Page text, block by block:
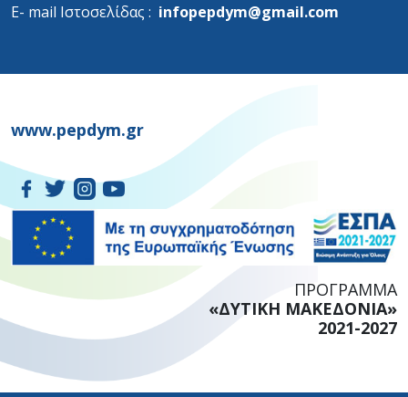
Ε- mail Ιστοσελίδας : infopepdym@gmail.com
www.pepdym.gr
ΠΡΟΓΡΑΜΜΑ
«ΔΥΤΙΚΗ ΜΑΚΕΔΟΝΙΑ»
2021-2027